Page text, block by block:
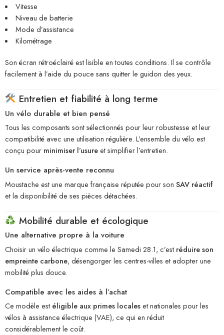
Vitesse
Niveau de batterie
Mode d’assistance
Kilométrage
Son écran rétroéclairé est lisible en toutes conditions. Il se contrôle
facilement à l’aide du pouce sans quitter le guidon des yeux.
Entretien et fiabilité à long terme
Un vélo durable et bien pensé
Tous les composants sont sélectionnés pour leur robustesse et leur
compatibilité avec une utilisation régulière. L’ensemble du vélo est
conçu pour minimiser l’usureet simplifier l’entretien.
Un service après-vente reconnu
Moustache est une marque française réputée pour son SAV réactif
et la disponibilité de ses pièces détachées.
Mobilité durable et écologique
Une alternative propre à la voiture
Choisir un vélo électrique comme le Samedi 28.1, c’est réduire son
empreinte carbone, désengorger les centres-villes et adopter une
mobilité plus douce.
Compatible avec les aides à l’achat
Ce modèle est éligible aux primes localeset nationales pour les
vélos à assistance électrique (VAE), ce qui en réduit
considérablement le coût.